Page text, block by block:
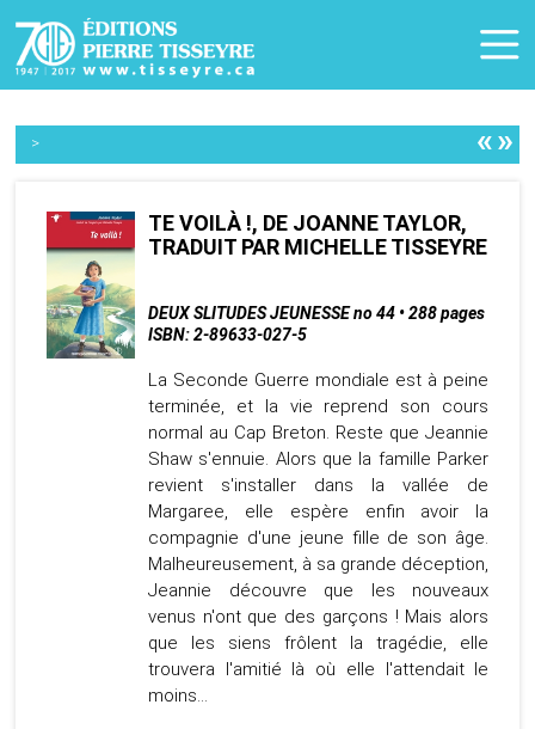
> «»
TE VOILÀ !, DE JOANNE TAYLOR,
TRADUIT PAR MICHELLE TISSEYRE
DEUX SLITUDES JEUNESSE no 44 • 288 pages
ISBN: 2-89633-027-5
La Seconde Guerre mondiale est à peine
terminée, et la vie reprend son cours
normal au Cap Breton. Reste que Jeannie
Shaw s'ennuie. Alors que la famille Parker
revient s'installer dans la vallée de
Margaree, elle espère enfin avoir la
compagnie d'une jeune fille de son âge.
Malheureusement, à sa grande déception,
Jeannie découvre que les nouveaux
venus n'ont que des garçons ! Mais alors
que les siens frôlent la tragédie, elle
trouvera l'amitié là où elle l'attendait le
moins...